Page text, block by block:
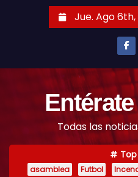
Jue. Ago
Todas las
asamblea Futbol